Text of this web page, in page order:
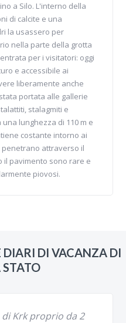
a Silo. L'interno della
di calcite e una
la usassero per
nella parte della grotta
per i visitatori: oggi
e accessibile ai
liberamente anche
portata alle gallerie
stalagmiti e
lunghezza di 110 m e
costante intorno ai
penetrano attraverso il
il pavimento sono rare e
piovosi.
DIARI DI VACANZA DI
STATO
Krk proprio da 2